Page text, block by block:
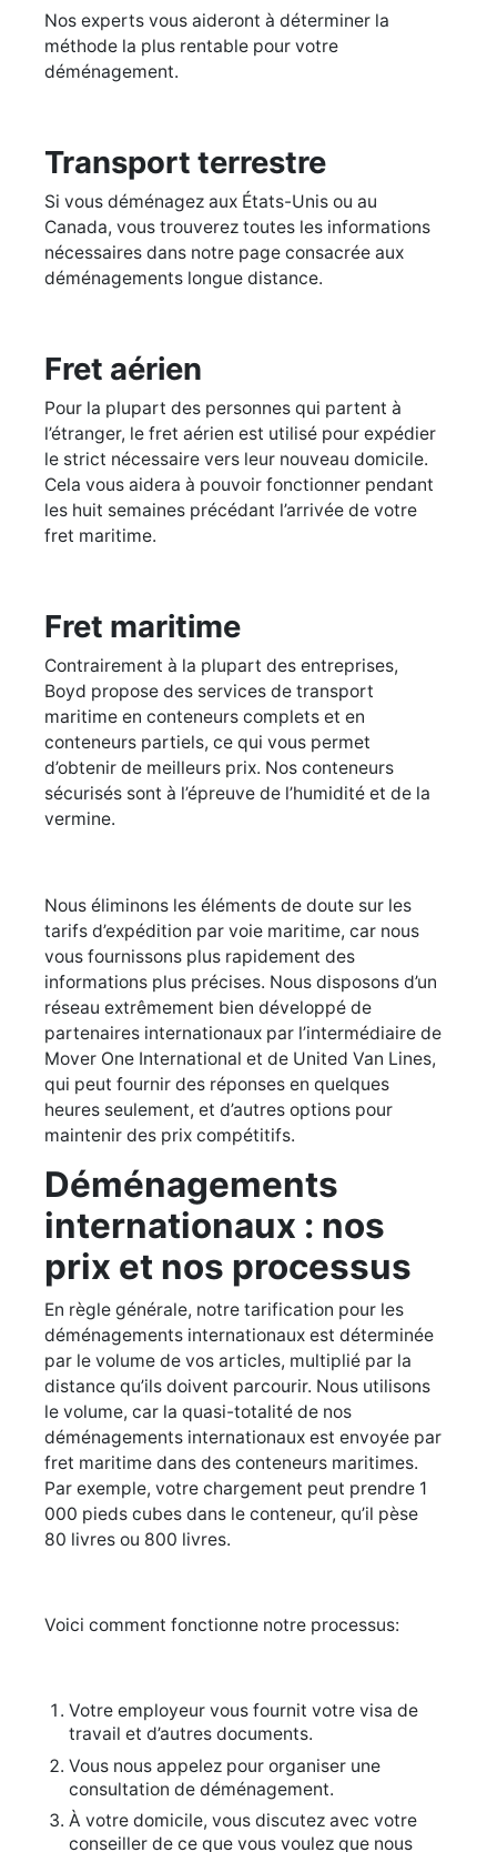
Nos experts vous aideront à déterminer la
méthode la plus rentable pour votre
déménagement.
Transport terrestre
Si vous déménagez aux États-Unis ou au
Canada, vous trouverez toutes les informations
nécessaires dans notre page consacrée aux
déménagements longue distance.
Fret aérien
Pour la plupart des personnes qui partent à
l’étranger, le fret aérien est utilisé pour expédier
le strict nécessaire vers leur nouveau domicile.
Cela vous aidera à pouvoir fonctionner pendant
les huit semaines précédant l’arrivée de votre
fret maritime.
Fret maritime
Contrairement à la plupart des entreprises,
Boyd propose des services de transport
maritime en conteneurs complets et en
conteneurs partiels, ce qui vous permet
d’obtenir de meilleurs prix. Nos conteneurs
sécurisés sont à l’épreuve de l’humidité et de la
vermine.
Nous éliminons les éléments de doute sur les
tarifs d’expédition par voie maritime, car nous
vous fournissons plus rapidement des
informations plus précises. Nous disposons d’un
réseau extrêmement bien développé de
partenaires internationaux par l’intermédiaire de
Mover One International et de United Van Lines,
qui peut fournir des réponses en quelques
heures seulement, et d’autres options pour
maintenir des prix compétitifs.
Déménagements
internationaux : nos
prix et nos processus
En règle générale, notre tarification pour les
déménagements internationaux est déterminée
par le volume de vos articles, multiplié par la
distance qu’ils doivent parcourir. Nous utilisons
le volume, car la quasi-totalité de nos
déménagements internationaux est envoyée par
fret maritime dans des conteneurs maritimes.
Par exemple, votre chargement peut prendre 1
000 pieds cubes dans le conteneur, qu’il pèse
80 livres ou 800 livres.
Voici comment fonctionne notre processus:
Votre employeur vous fournit votre visa de
travail et d’autres documents.
Vous nous appelez pour organiser une
consultation de déménagement.
À votre domicile, vous discutez avec votre
conseiller de ce que vous voulez que nous